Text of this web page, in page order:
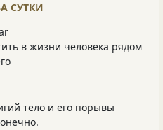
СУТКИ
в жизни человека рядом
тело и его порывы